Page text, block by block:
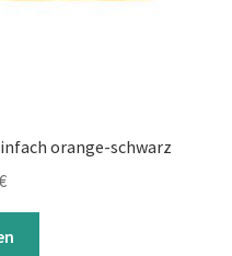
orange-schwarz